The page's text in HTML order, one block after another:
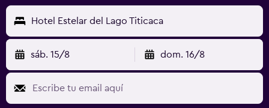
Hotel Estelar del Lago Titicaca
sáb. 15/8 dom. 16/8